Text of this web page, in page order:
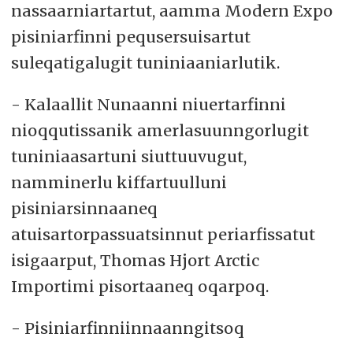
nassaarniartartut, aamma Modern Expo
pisiniarfinni pequsersuisartut
suleqatigalugit tuniniaaniarlutik.
- Kalaallit Nunaanni niuertarfinni
nioqqutissanik amerlasuunngorlugit
tuniniaasartuni siuttuuvugut,
namminerlu kiffartuulluni
pisiniarsinnaaneq
atuisartorpassuatsinnut periarfissatut
isigaarput, Thomas Hjort Arctic
Importimi pisortaaneq oqarpoq.
- Pisiniarfinniinnaanngitsoq